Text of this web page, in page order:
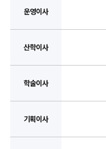
운영이사
산학이사
학술이사
기획이사